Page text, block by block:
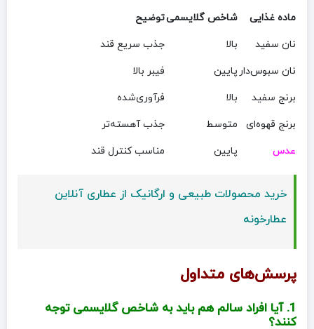
ماده غذایی شاخص گلایسمیتوضیح
نان سفید
بالا
جذب سریع قند
نان سبوس‌دار پایین
فیبر بالا
برنج سفید
بالا
فرآوری‌شده
برنج قهوه‌ای
متوسط
جذب آهسته‌تر
عدس
پایین مناسب کنترل قند
خرید محصولات طبیعی و ارگانیک از عطاری آنلاین
عطارخونه
پرسش‌های متداول
1. آیا افراد سالم هم باید به شاخص گلایسمی توجه
کنند؟